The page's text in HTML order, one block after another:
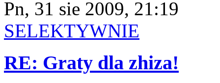
Pn, 31 sie 2009, 21:19
SELEKTYWNIE
RE: Graty dla zhiza!